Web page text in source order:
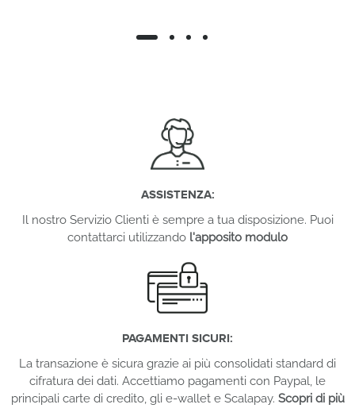
ASSISTENZA:
Il nostro Servizio Clienti è sempre a tua disposizione. Puoi
contattarci utilizzando l'apposito modulo
PAGAMENTI SICURI:
La transazione è sicura grazie ai più consolidati standard di
cifratura dei dati. Accettiamo pagamenti con Paypal, le
principali carte di credito, gli e-wallet e Scalapay. Scopri di più